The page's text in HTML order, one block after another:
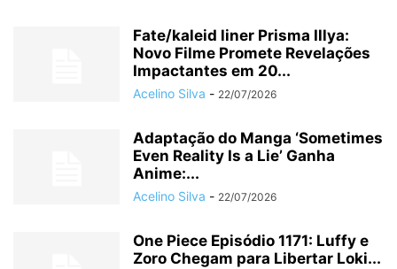
Fate/kaleid liner Prisma Illya:
Novo Filme Promete Revelações
Impactantes em 20...
Acelino Silva - 22/07/2026
Adaptação do Manga ‘Sometimes
Even Reality Is a Lie’ Ganha
Anime:...
Acelino Silva - 22/07/2026
One Piece Episódio 1171: Luffy e
Zoro Chegam para Libertar Loki...